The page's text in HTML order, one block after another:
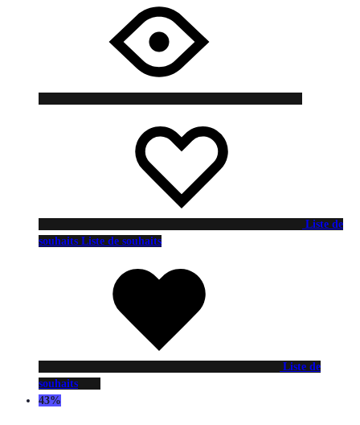
Liste de
souhaits Liste de souhaits
Liste de
souhaits
43%